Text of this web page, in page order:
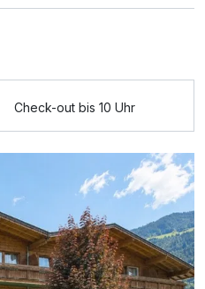
p.P. ab426,00 €
A
Check-out bis 10 Uhr